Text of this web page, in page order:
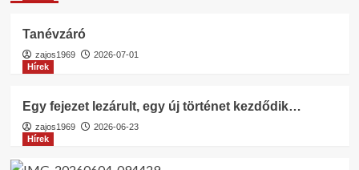
Tanévzáró
zajos1969
2026-07-01
Hírek
Egy fejezet lezárult, egy új történet kezdődik…
zajos1969
2026-06-23
Hírek